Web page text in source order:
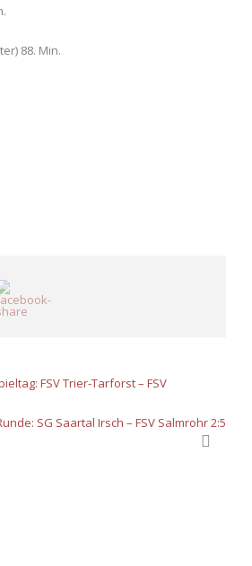
88. Min.
FSV Trier-Tarforst – FSV
SG Saartal Irsch – FSV Salmrohr 2:5